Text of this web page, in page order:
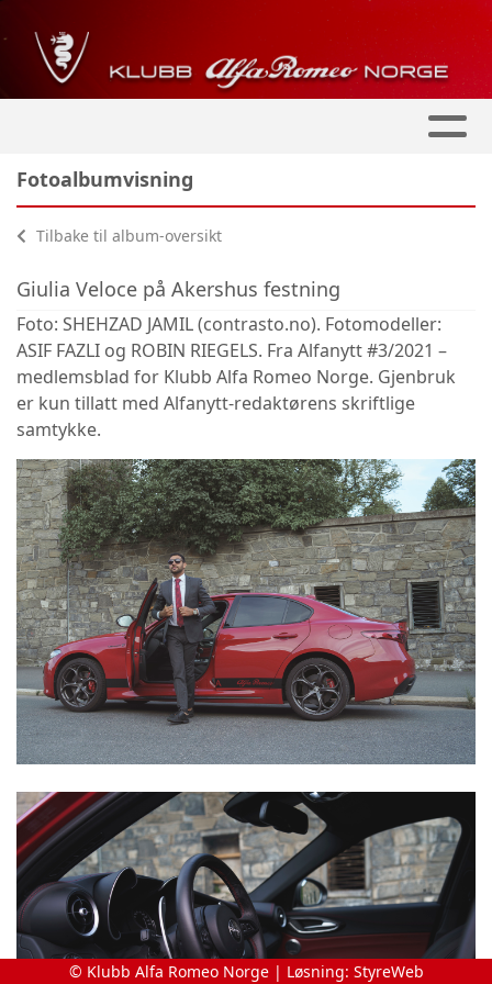
Fotoalbumvisning
Tilbake til album-oversikt
Giulia Veloce på Akershus festning
Foto: SHEHZAD JAMIL (contrasto.no). Fotomodeller:
ASIF FAZLI og ROBIN RIEGELS. Fra Alfanytt #3/2021 –
medlemsblad for Klubb Alfa Romeo Norge. Gjenbruk
er kun tillatt med Alfanytt-redaktørens skriftlige
samtykke.
© Klubb Alfa Romeo Norge | Løsning: StyreWeb